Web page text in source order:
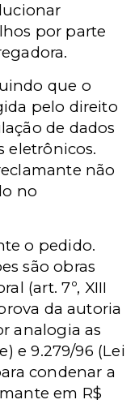
por parte
que o
pelo direito
de dados
eletrônicos.
não
no
o pedido.
são obras
(art. 7º, XIII
da autoria
analogia as
e 9.279/96 (Lei
condenar a
em R$